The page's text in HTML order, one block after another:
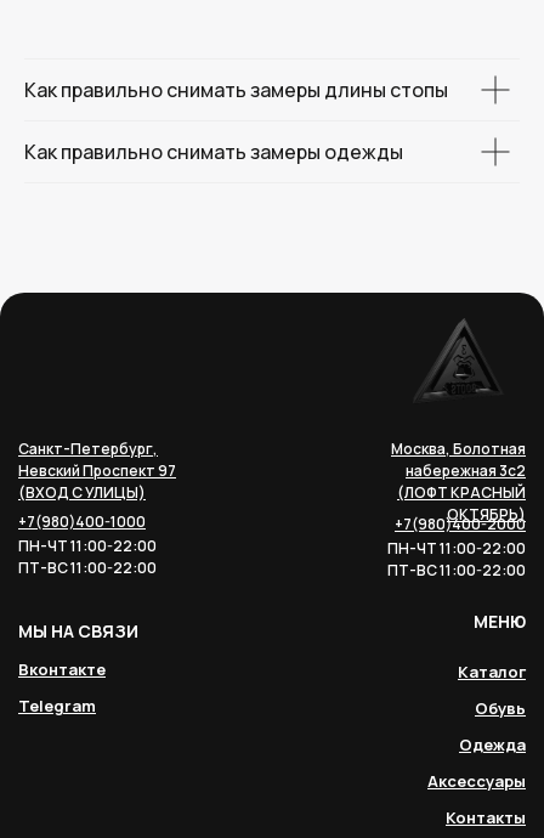
Как правильно снимать замеры длины стопы
Как правильно снимать замеры одежды
Санкт-Петербург,
Невский Проспект 97
(ВХОД С УЛИЦЫ)
+7(980)400-1000
ПН-ЧТ 11:00-22:00
ПТ-ВС 11:00-22:00
Москва, Болотная
набережная 3с2
(ЛОФТ КРАСНЫЙ
ОКТЯБРЬ)
+7(980)400-2000
ПН-ЧТ 11:00-22:00
ПТ-ВС 11:00-22:00
МЕНЮ
Каталог
Обувь
Одежда
Аксессуары
Контакты
МЫ НА СВЯЗИ
Вконтакте
Telegram